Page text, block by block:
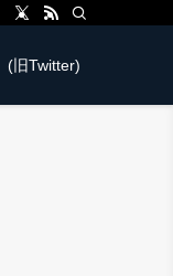
(旧Twitter)